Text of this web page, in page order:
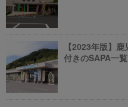
【2023年版】
付きのSAPA一